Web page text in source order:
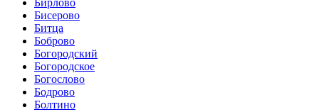
Бирлово
Бисерово
Битца
Боброво
Богородский
Богородское
Богослово
Бодрово
Болтино